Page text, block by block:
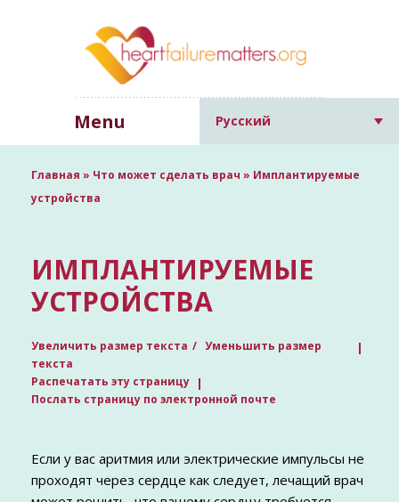
Menu Русский
Главная » Что может сделать врач » Имплантируемые
устройства
ИМПЛАНТИРУЕМЫЕ
УСТРОЙСТВА
Увеличить размер текста
Уменьшить размер
текста
Распечатать эту страницу
Послать страницу по электронной почте
Если у вас аритмия или электрические импульсы не
проходят через сердце как следует, лечащий врач